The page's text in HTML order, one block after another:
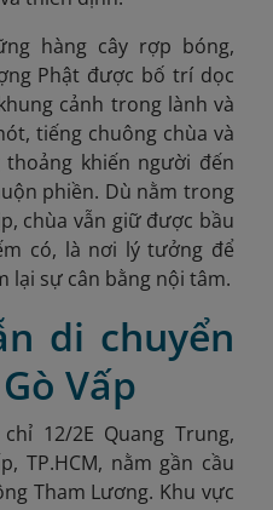
hàng cây rợp bóng,
Phật được bố trí dọc
cảnh trong lành và
tiếng chuông chùa và
khiến người đến
phiền. Dù nằm trong
chùa vẫn giữ được bầu
có, là nơi lý tưởng để
lại sự cân bằng nội tâm.
di chuyển
Vấp
12/2E Quang Trung,
TP.HCM, nằm gần cầu
Tham Lương. Khu vực